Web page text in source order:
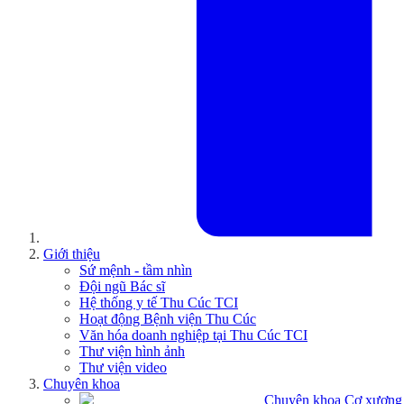
Giới thiệu
Sứ mệnh - tầm nhìn
Đội ngũ Bác sĩ
Hệ thống y tế Thu Cúc TCI
Hoạt động Bệnh viện Thu Cúc
Văn hóa doanh nghiệp tại Thu Cúc TCI
Thư viện hình ảnh
Thư viện video
Chuyên khoa
Chuyên khoa Cơ